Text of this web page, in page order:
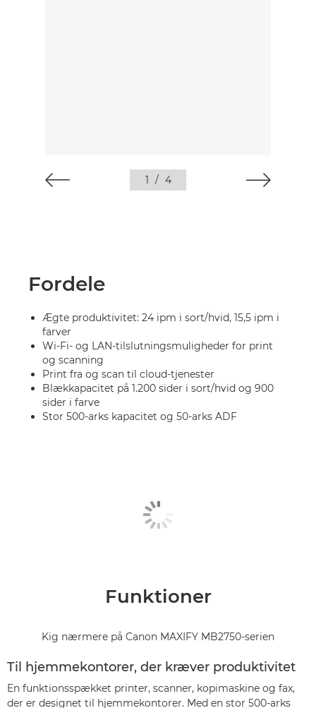
1 / 4
Fordele
Ægte produktivitet: 24 ipm i sort/hvid, 15,5 ipm i
farver
Wi-Fi- og LAN-tilslutningsmuligheder for print
og scanning
Print fra og scan til cloud-tjenester
Blækkapacitet på 1.200 sider i sort/hvid og 900
sider i farve
Stor 500-arks kapacitet og 50-arks ADF
Funktioner
Kig nærmere på Canon MAXIFY MB2750-serien
Til hjemmekontorer, der kræver produktivitet
En funktionsspækket printer, scanner, kopimaskine og fax,
der er designet til hjemmekontorer. Med en stor 500-arks